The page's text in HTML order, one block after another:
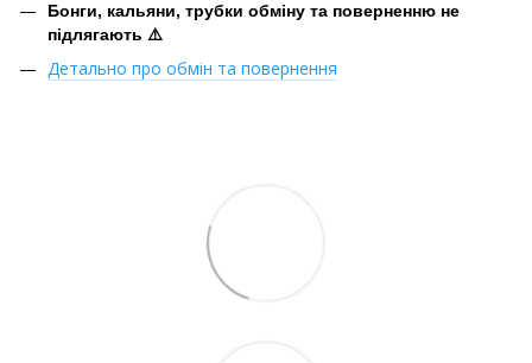
Бонги, кальяни, трубки обміну та поверненню не
підлягають ⚠️
Детально про обмін та повернення